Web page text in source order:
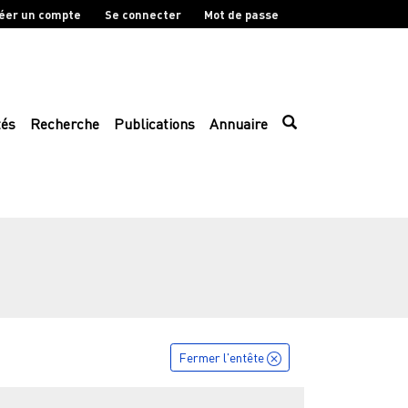
un compte Se connecter Mot de passe
Recherche Publications Annuaire
Fermer l'entête